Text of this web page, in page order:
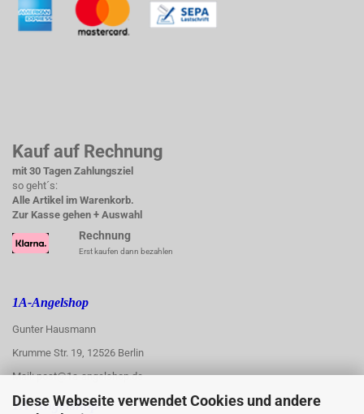
Diese Webseite verwendet Cookies und andere
Kauf auf Rechnung
mit 30 Tagen Zahlungsziel
so geht´s:
Alle Artikel im Warenkorb.
Zur Kasse gehen + Auswahl
Rechnung
Erst kaufen dann bezahlen
1A-Angelshop
Gunter Hausmann
Krumme Str. 19, 12526 Berlin
Mail: post@1a-angelshop.de
1A-Angelshop-